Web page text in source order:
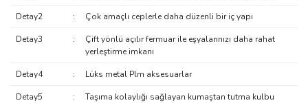
Detay2 : Çok amaçlı ceplerle daha düzenli bir iç yapı
Detay3 :
Çift yönlü açılır fermuar ile eşyalarınızı daha rahat
yerleştirme imkanı
Detay4 : Lüks metal Plm aksesuarlar
Detay5 : Taşıma kolaylığı sağlayan kumaştan tutma kulbu